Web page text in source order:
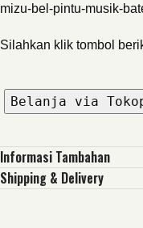
mizu-bel-pintu-musik-
Silahkan klik tombol
Belanja via
Informasi Tambahan
Shipping & Delivery